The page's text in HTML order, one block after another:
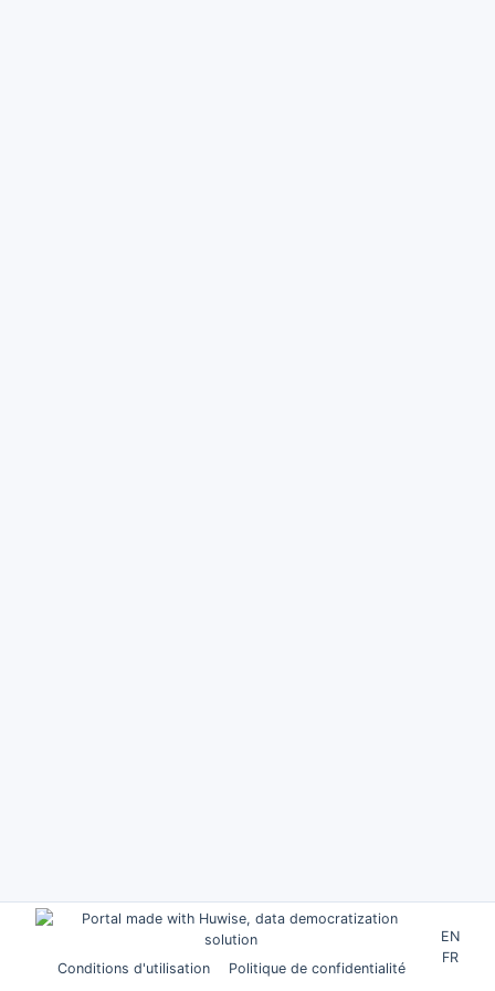
Conditions d'utilisation Politique de confidentialité
EN
FR